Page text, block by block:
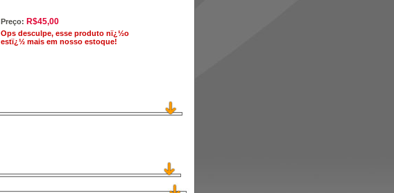
Preço: R$45,00
Ops desculpe, esse produto nï¿½o
estï¿½ mais em nosso estoque!